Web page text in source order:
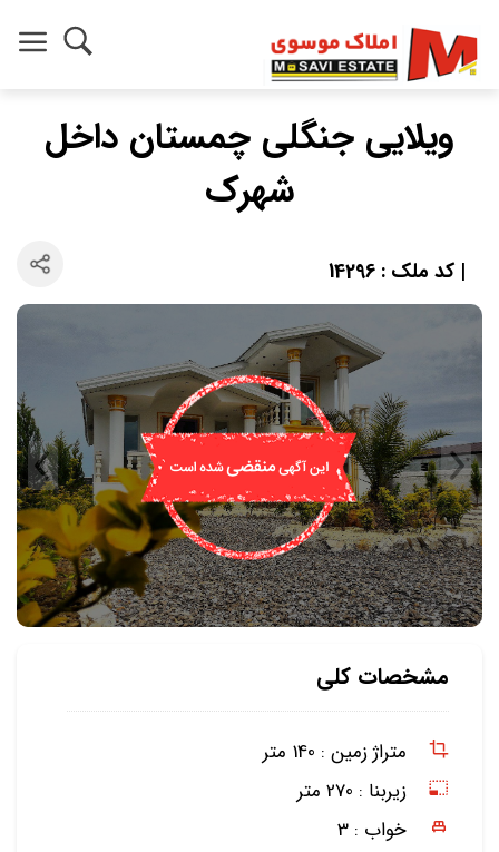
ویلایی جنگلی چمستان داخل
شهرک
| کد ملک : 14296
مشخصات کلی
متراژ زمین : 140 متر
زیربنا : 270 متر
خواب : 3